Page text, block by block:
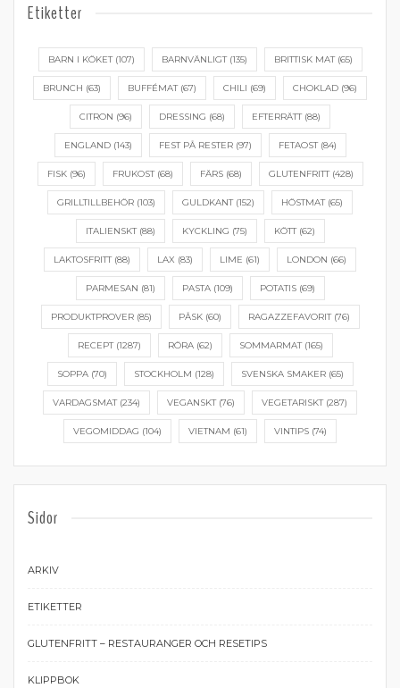
Etiketter
BARN I KÖKET(107) BARNVÄNLIGT(135) BRITTISK MAT(65)
BRUNCH (63) BUFFÉMAT(67) CHILI (69) CHOKLAD (96)
CITRON (96) DRESSING (68) EFTERRÄTT(88)
ENGLAND(143) FEST PÅ RESTER(97) FETAOST(84)
FISK(96) FRUKOST(68) FÄRS(68) GLUTENFRITT(428)
GRILLTILLBEHÖR (103) GULDKANT(152) HÖSTMAT(65)
ITALIENSKT(88) KYCKLING (75) KÖTT(62)
LAKTOSFRITT(88) LAX (83) LIME (61) LONDON (66)
PARMESAN (81) PASTA(109) POTATIS(69)
PRODUKTPROVER(85) PÅSK(60) RAGAZZEFAVORIT(76)
RECEPT(1287) RÖRA(62) SOMMARMAT(165)
SOPPA(70) STOCKHOLM (128) SVENSKA SMAKER(65)
VARDAGSMAT(234) VEGANSKT(76) VEGETARISKT(287)
VEGOMIDDAG (104) VIETNAM (61) VINTIPS (74)
Sidor
ARKIV
ETIKETTER
GLUTENFRITT – RESTAURANGER OCH RESETIPS
KLIPPBOK